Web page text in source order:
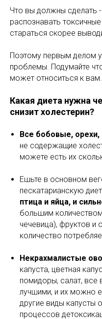
Что вы должны сделать
распознавать
стараться скорее
Поэтому первым делом
проблемы. Подумайте
может относиться к вам.
Какая диета нужна
снизит холестерин?
Все бобовые,
не содержащие
можете есть их
Ешьте в основном
пескатарианскую
птица и яйца, и
большим
чечевица), фруктов и
количество
Некрахмалистые
капуста, цветная
помидоры, салат, все
лучшими, и их можно
другие виды капусты
процессов